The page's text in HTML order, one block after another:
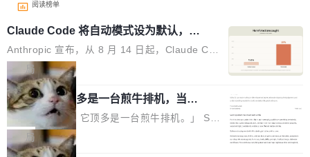
阅读榜单
Claude Code 将自动模式设为默认，称
人类审批只抓到 13.6% 危险命令
Anthropic 宣布，从 8 月 14 日起，Claude Cod
e 在 Pro、Max、Team 计划上将默认启用自动
模式（auto mode）。这个决定背后，是两组让
人不安的数据。 第一组：人类审批到底有多不靠
谱？Anthropic 在 1053 名付费用户中做了一项
对照实验，人为审核只抓到了 13.6% 的危险命
令，而自动模式抓到了 89%。自动模式拦截了 8
局
AI 辅助编程顶多是一台煎牛排机，当不
了厨师
「AI 不是厨师。它顶多是一台煎牛排机。」 Ser
hii Sydorets 写了一篇博客，把 AI 辅助编程比作
煎牛排——任何人都能把肉扔进锅里弄熟，但要
局